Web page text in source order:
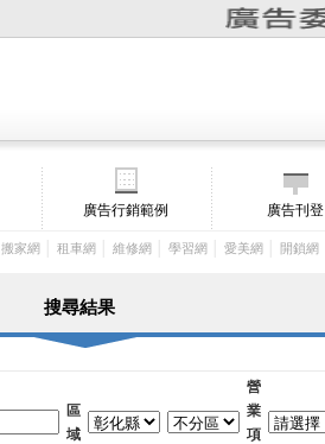
廣告行銷範例 廣告刊登
搬家網 租車網 維修網 學習網 愛美網 開鎖網
搜尋結果
區
域
營
業
項